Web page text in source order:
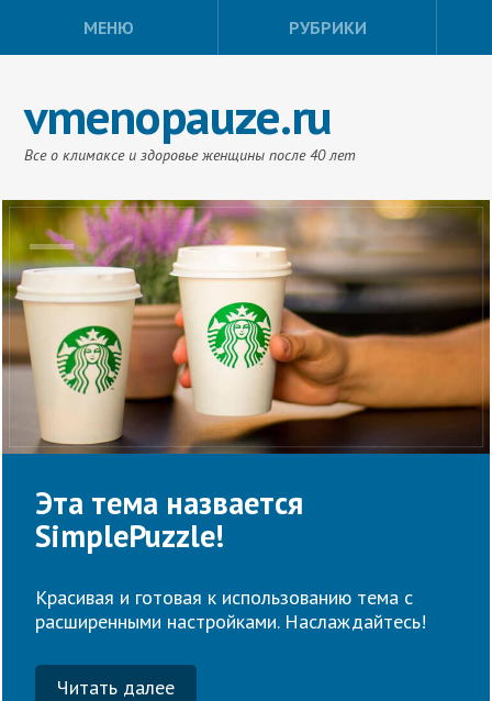
МЕНЮ РУБРИКИ
vmenopauze.ru
Все о климаксе и здоровье женщины после 40 лет
Эта тема назвается
SimplePuzzle!
Красивая и готовая к использованию тема с
расширенными настройками. Наслаждайтесь!
Читать далее